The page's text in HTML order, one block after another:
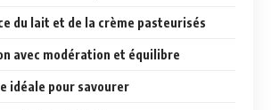
du lait et de la crème pasteurisés
avec modération et équilibre
idéale pour savourer